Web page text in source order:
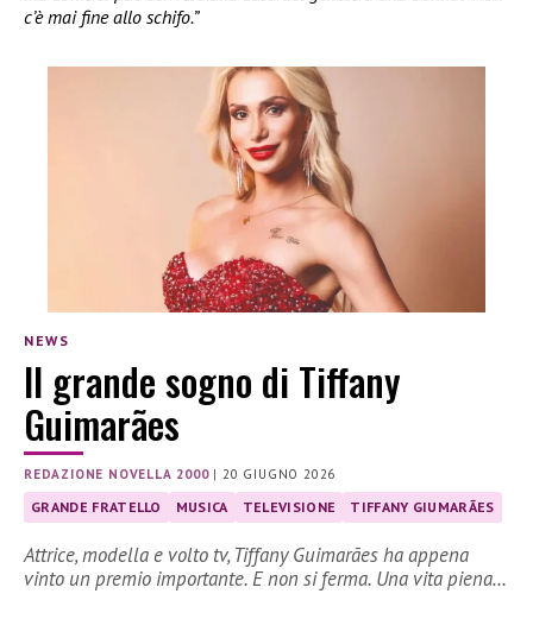
c’è mai fine allo schifo.”
NEWS
Il grande sogno di Tiffany
Guimarães
REDAZIONE NOVELLA 2000|20 GIUGNO 2026
GRANDE FRATELLO MUSICA TELEVISIONE TIFFANY GIUMARÃES
Attrice, modella e volto tv, Tiffany Guimarães ha appena
vinto un premio importante. E non si ferma. Una vita piena…